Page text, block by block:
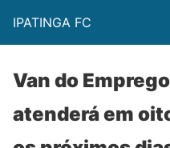
IPATINGA FC
Van do
atenderá em